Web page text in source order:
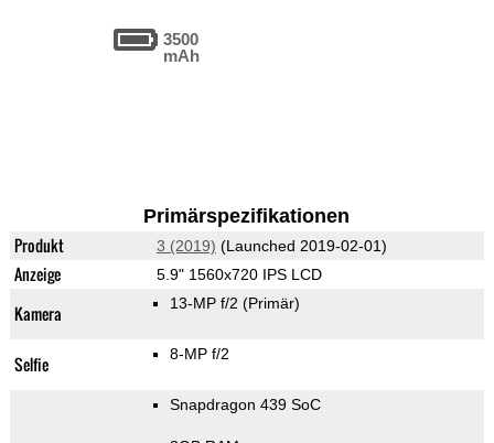
3500
mAh
Primärspezifikationen
Produkt 3 (2019) (Launched 2019-02-01)
Anzeige 5.9" 1560x720 IPS LCD
Kamera 13-MP f/2 (Primär)
Selfie 8-MP f/2
Snapdragon 439 SoC